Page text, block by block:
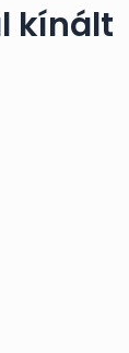
kínált